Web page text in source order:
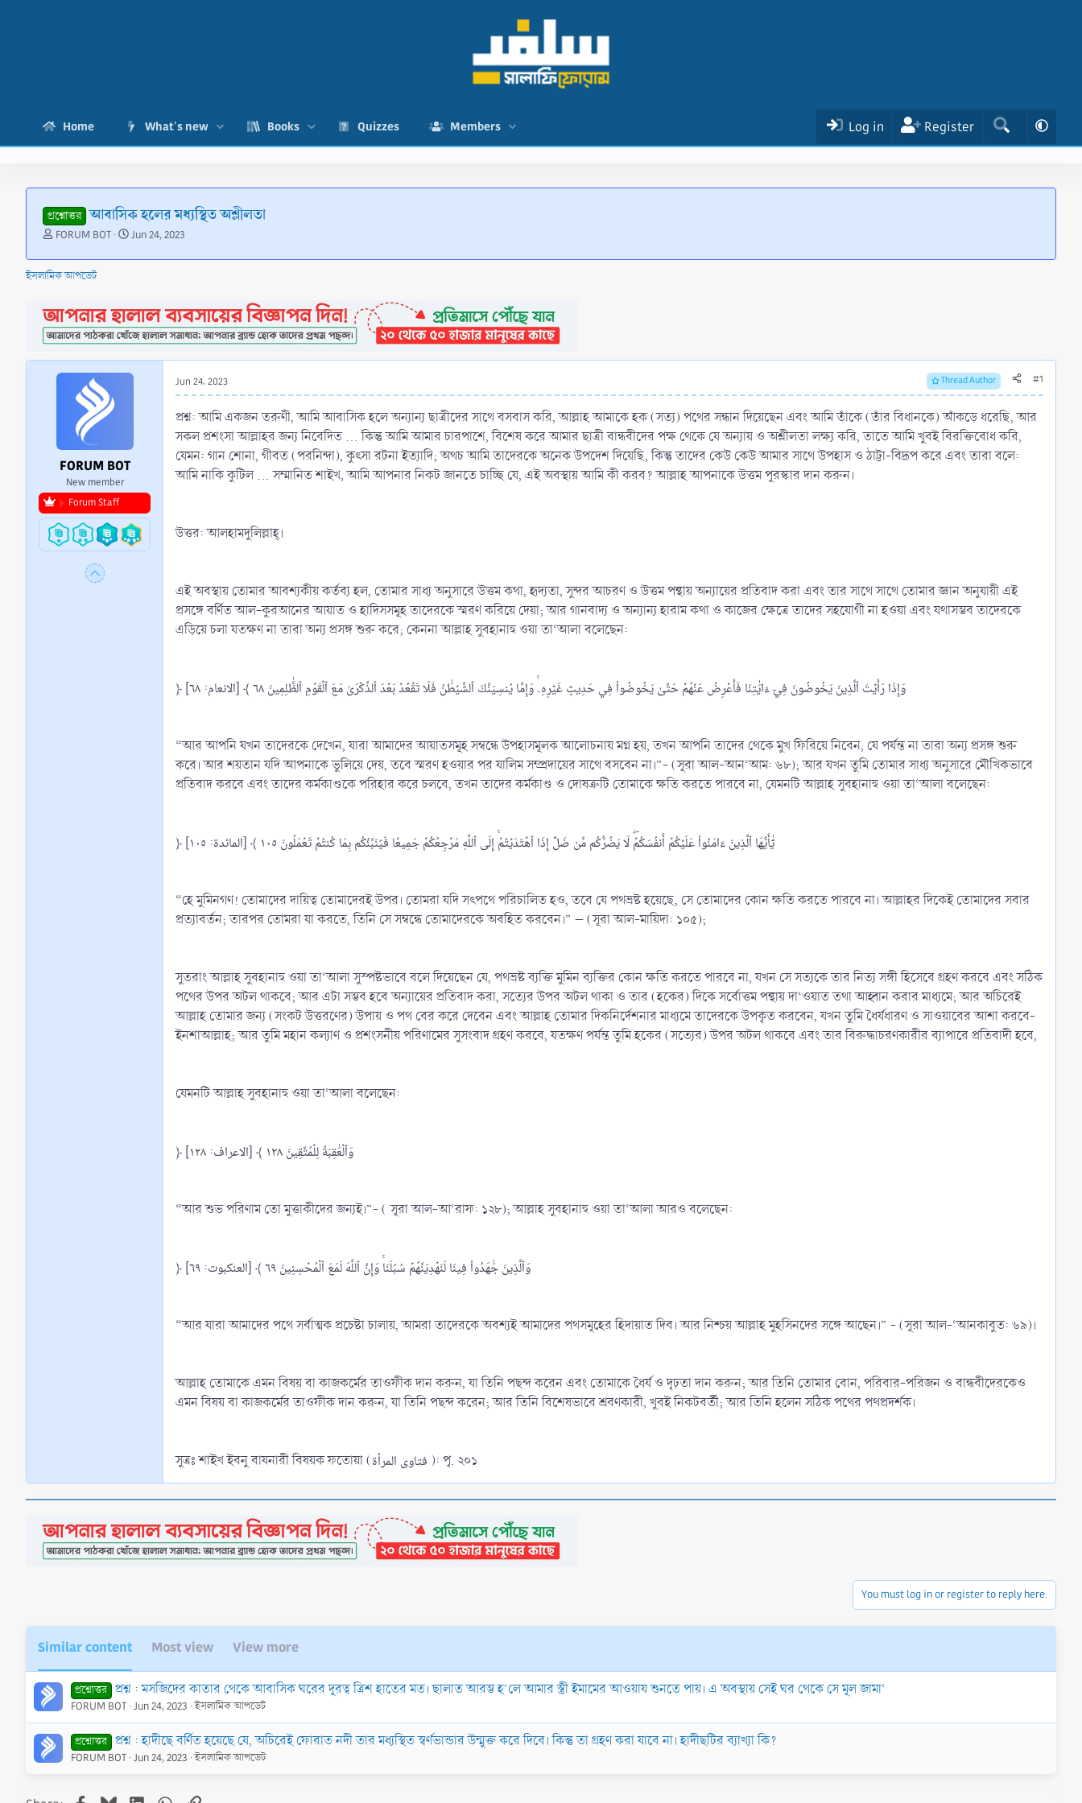
Home What's new Books Quizzes Members Log in Register
প্রশ্নোত্তর আবাসিক হলের মধ্যস্থিত অশ্লীলতা
T
r
e
d
s
t
a
r
FORUM BOT
S
a
d
a
t
e
Jun 24, 2023
ইসলামিক আপডেট
FORUM BOT
New member
Forum Staff
Jun 24, 2023 Thread Author #1
প্রশ্ন: আমি একজন তরুণী, আমি আবাসিক হলে অন্যান্য ছাত্রীদের সাথে বসবাস করি, আল্লাহ আমাকে হক (সত্য) পথের সন্ধান দিয়েছেন এবং আমি তাঁকে (তাঁর বিধানকে) আঁকড়ে ধরেছি, আর
সকল প্রশংসা আল্লাহর জন্য নিবেদিত ... কিন্তু আমি আমার চারপাশে, বিশেষ করে আমার ছাত্রী বান্ধবীদের পক্ষ থেকে যে অন্যায় ও অশ্লীলতা লক্ষ্য করি, তাতে আমি খুবই বিরক্তিবোধ করি,
যেমন: গান শোনা, গীবত (পরনিন্দা), কুৎসা রটনা ইত্যাদি; অথচ আমি তাদেরকে অনেক উপদেশ দিয়েছি, কিন্তু তাদের কেউ কেউ আমার সাথে উপহাস ও ঠাট্টা-বিদ্রূপ করে এবং তারা বলে:
আমি নাকি কুটিল ... সম্মানিত শাইখ, আমি আপনার নিকট জানতে চাচ্ছি যে, এই অবস্থায় আমি কী করব? আল্লাহ আপনাকে উত্তম পুরস্কার দান করুন।
উত্তর: আলহামদুলিল্লাহ্‌।
এই অবস্থায় তোমার আবশ্যকীয় কর্তব্য হল, তোমার সাধ্য অনুসারে উত্তম কথা, হৃদ্যতা, সুন্দর আচরণ ও উত্তম পন্থায় অন্যায়ের প্রতিবাদ করা এবং তার সাথে সাথে তোমার জ্ঞান অনুযায়ী এই
প্রসঙ্গে বর্ণিত আল-কুরআনের আয়াত ও হাদিসসমূহ তাদেরকে স্মরণ করিয়ে দেয়া; আর গানবাদ্য ও অন্যান্য হারাম কথা ও কাজের ক্ষেত্রে তাদের সহযোগী না হওয়া এবং যথাসম্ভব তাদেরকে
এড়িয়ে চলা যতক্ষণ না তারা অন্য প্রসঙ্গ শুরু করে; কেননা আল্লাহ সুবহানাহু ওয়া তা‘আলা বলেছেন:
﴿ وَإِذَا رَأَيۡتَ ٱلَّذِينَ يَخُوضُونَ فِيٓ ءَايَٰتِنَا فَأَعۡرِضۡ عَنۡهُمۡ حَتَّىٰ يَخُوضُواْ فِي حَدِيثٍ غَيۡرِهِۦۚ وَإِمَّا يُنسِيَنَّكَ ٱلشَّيۡطَٰنُ فَلَا تَقۡعُدۡ بَعۡدَ ٱلذِّكۡرَىٰ مَعَ ٱلۡقَوۡمِ ٱلظَّٰلِمِينَ ٦٨ ﴾ [الانعام: ٦٨]
“আর আপনি যখন তাদেরকে দেখেন, যারা আমাদের আয়াতসমূহ সম্বন্ধে উপহাসমূলক আলোচনায় মগ্ন হয়, তখন আপনি তাদের থেকে মুখ ফিরিয়ে নিবেন, যে পর্যন্ত না তারা অন্য প্রসঙ্গ শুরু
করে। আর শয়তান যদি আপনাকে ভুলিয়ে দেয়, তবে স্মরণ হওয়ার পর যালিম সম্প্রদায়ের সাথে বসবেন না।”- (সূরা আল-আন‘আম: ৬৮); আর যখন তুমি তোমার সাধ্য অনুসারে মৌখিকভাবে
প্রতিবাদ করবে এবং তাদের কর্মকাণ্ডকে পরিহার করে চলবে, তখন তাদের কর্মকাণ্ড ও দোষত্রুটি তোমাকে ক্ষতি করতে পারবে না, যেমনটি আল্লাহ সুবহানাহু ওয়া তা‘আলা বলেছেন:
﴿ يَٰٓأَيُّهَا ٱلَّذِينَ ءَامَنُواْ عَلَيۡكُمۡ أَنفُسَكُمۡۖ لَا يَضُرُّكُم مَّن ضَلَّ إِذَا ٱهۡتَدَيۡتُمۡۚ إِلَى ٱللَّهِ مَرۡجِعُكُمۡ جَمِيعٗا فَيُنَبِّئُكُم بِمَا كُنتُمۡ تَعۡمَلُونَ ١٠٥ ﴾ [المائدة: ١٠٥]
“হে মুমিনগণ! তোমাদের দায়িত্ব তোমাদেরই উপর। তোমরা যদি সৎপথে পরিচালিত হও, তবে যে পথভ্রষ্ট হয়েছে, সে তোমাদের কোন ক্ষতি করতে পারবে না। আল্লাহর দিকেই তোমাদের সবার
প্রত্যাবর্তন; তারপর তোমরা যা করতে, তিনি সে সম্বন্ধে তোমাদেরকে অবহিত করবেন।” – (সূরা আল-মায়িদা: ১০৫);
সুতরাং আল্লাহ সুবহানাহু ওয়া তা‘আলা সুস্পষ্টভাবে বলে দিয়েছেন যে, পথভ্রষ্ট ব্যক্তি মুমিন ব্যক্তির কোন ক্ষতি করতে পারবে না, যখন সে সত্যকে তার নিত্য সঙ্গী হিসেবে গ্রহণ করবে এবং সঠিক
পথের উপর অটল থাকবে; আর এটা সম্ভব হবে অন্যায়ের প্রতিবাদ করা, সত্যের উপর অটল থাকা ও তার (হকের) দিকে সর্বোত্তম পন্থায় দা‘ওয়াত তথা আহ্বান করার মাধ্যমে; আর অচিরেই
আল্লাহ তোমার জন্য (সংকট উত্তরণের) উপায় ও পথ বের করে দেবেন এবং আল্লাহ তোমার দিকনির্দেশনার মাধ্যমে তাদেরকে উপকৃত করবেন, যখন তুমি ধৈর্যধারণ ও সাওয়াবের আশা করবে-
ইনশাআল্লাহ; আর তুমি মহান কল্যাণ ও প্রশংসনীয় পরিণামের সুসংবাদ গ্রহণ করবে, যতক্ষণ পর্যন্ত তুমি হকের (সত্যের) উপর অটল থাকবে এবং তার বিরুদ্ধাচরণকারীর ব্যাপারে প্রতিবাদী হবে,
যেমনটি আল্লাহ সুবহানাহু ওয়া তা‘আলা বলেছেন:
﴿ وَٱلۡعَٰقِبَةُ لِلۡمُتَّقِينَ ١٢٨ ﴾ [الاعراف: ١٢٨]
“আর শুভ পরিণাম তো মুত্তাকীদের জন্যই।”- ( সূরা আল-আ‘রাফ: ১২৮); আল্লাহ সুবহানাহু ওয়া তা‘আলা আরও বলেছেন:
﴿ وَٱلَّذِينَ جَٰهَدُواْ فِينَا لَنَهۡدِيَنَّهُمۡ سُبُلَنَاۚ وَإِنَّ ٱللَّهَ لَمَعَ ٱلۡمُحۡسِنِينَ ٦٩ ﴾ [العنكبوت: ٦٩]
“আর যারা আমাদের পথে সর্বাত্মক প্রচেষ্টা চালায়, আমরা তাদেরকে অবশ্যই আমাদের পথসমূহের হিদায়াত দিব। আর নিশ্চয় আল্লাহ মুহসিনদের সঙ্গে আছেন।” - (সূরা আল-‘আনকাবুত: ৬৯)।
আল্লাহ তোমাকে এমন বিষয় বা কাজকর্মের তাওফীক দান করুন, যা তিনি পছন্দ করেন এবং তোমাকে ধৈর্য ও দৃঢ়তা দান করুন; আর তিনি তোমার বোন, পরিবার-পরিজন ও বান্ধবীদেরকেও
এমন বিষয় বা কাজকর্মের তাওফীক দান করুন, যা তিনি পছন্দ করেন; আর তিনি বিশেষভাবে শ্রবণকারী, খুবই নিকটবর্তী; আর তিনি হলেন সঠিক পথের পথপ্রদর্শক।
সুত্রঃ শাইখ ইবনু বাযনারী বিষয়ক ফতোয়া (فتاوى المرأة ): পৃ. ২০১
You must log in or register to reply here.
Similar content Most view View more
প্রশ্নোত্তর প্রশ্ন : মসজিদের কাতার থেকে আবাসিক ঘরের দূরত্ব ত্রিশ হাতের মত। ছালাত আরম্ভ হ’লে আমার স্ত্রী ইমামের আওয়ায শুনতে পায়। এ অবস্থায় সেই ঘর থেকে সে মূল জামা‘
FORUM BOT Jun 24, 2023 ইসলামিক আপডেট
প্রশ্নোত্তর প্রশ্ন : হাদীছে বর্ণিত হয়েছে যে, অচিরেই ফোরাত নদী তার মধ্যস্থিত স্বর্ণভান্ডার উন্মুক্ত করে দিবে। কিন্তু তা গ্রহণ করা যাবে না। হাদীছটির ব্যাখ্যা কি?
FORUM BOT Jun 24, 2023 ইসলামিক আপডেট